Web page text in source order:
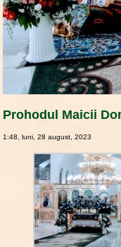
Prohodul Maicii
1:48, luni, 28 august, 2023